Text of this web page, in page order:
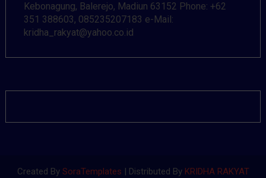
Kebonagung, Balerejo, Madiun 63152 Phone: +62
351 388603, 085235207183 e-Mail:
kridha_rakyat@yahoo.co.id
Created By SoraTemplates | Distributed By KRIDHA RAKYAT